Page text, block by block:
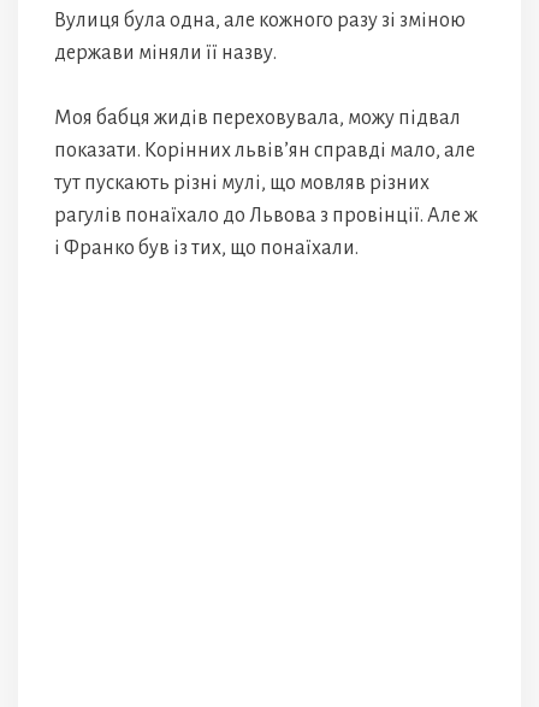
Вулиця була одна, але кожного разу зі зміною
держави міняли її назву.
Моя бабця жидів переховувала, можу підвал
показати. Корінних львів’ян справді мало, але
тут пускають різні мулі, що мовляв різних
рагулів понаїхало до Львова з провінції. Але ж
і Франко був із тих, що понаїхали.